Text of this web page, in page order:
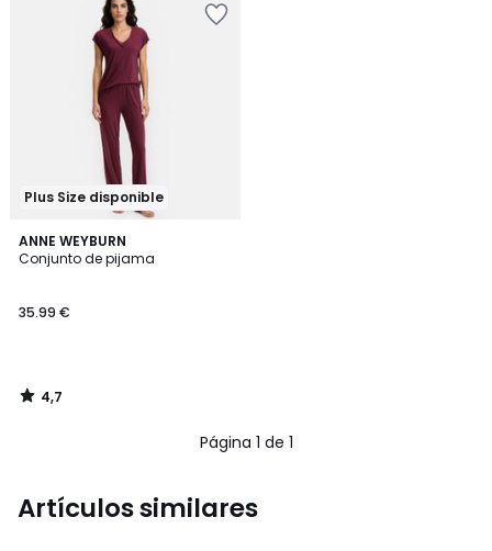
Plus Size disponible
ANNE WEYBURN
Conjunto de pijama
35.99 €
4,7
/ 5
4,7
/
Página 1 de 1
Artículos similares